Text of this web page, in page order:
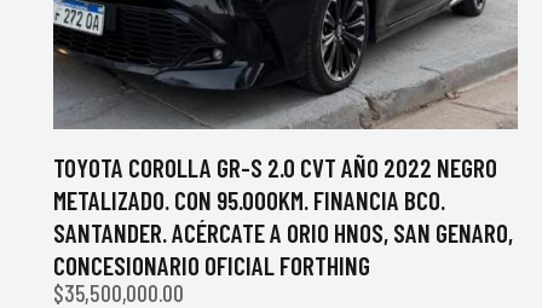
TOYOTA COROLLA GR-S 2.0 CVT AÑO 2022 NEGRO
METALIZADO. CON 95.000KM. FINANCIA BCO.
SANTANDER. ACÉRCATE A ORIO HNOS, SAN GENARO,
CONCESIONARIO OFICIAL FORTHING
$35,500,000.00